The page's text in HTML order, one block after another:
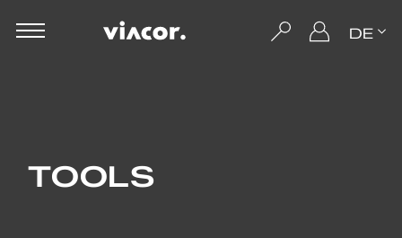
DE
TOOLS